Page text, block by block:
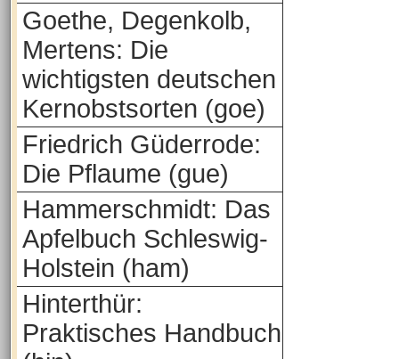
Goethe, Degenkolb,
Mertens: Die
wichtigsten deutschen
Kernobstsorten (goe)
Friedrich Güderrode:
Die Pflaume (gue)
Hammerschmidt: Das
Apfelbuch Schleswig-
Holstein (ham)
Hinterthür:
Praktisches Handbuch